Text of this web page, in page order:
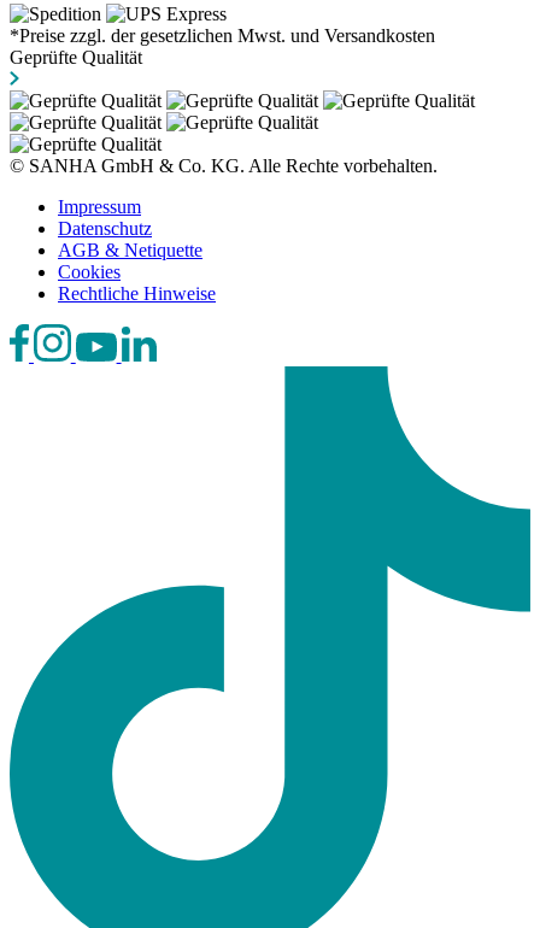
*Preise zzgl. der gesetzlichen Mwst. und Versandkosten
Geprüfte Qualität
© SANHA GmbH & Co. KG. Alle Rechte vorbehalten.
Impressum
Datenschutz
AGB & Netiquette
Cookies
Rechtliche Hinweise